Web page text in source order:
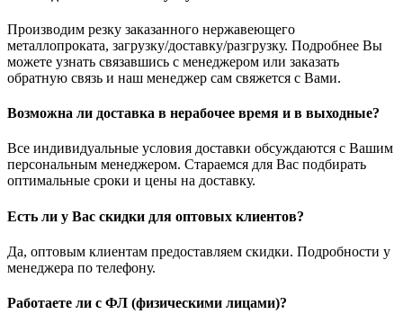
Производим резку заказанного нержавеющего
металлопроката, загрузку/доставку/разгрузку. Подробнее Вы
можете узнать связавшись с менеджером или заказать
обратную связь и наш менеджер сам свяжется с Вами.
Возможна ли доставка в нерабочее время и в выходные?
Все индивидуальные условия доставки обсуждаются с Вашим
персональным менеджером. Стараемся для Вас подбирать
оптимальные сроки и цены на доставку.
Есть ли у Вас скидки для оптовых клиентов?
Да, оптовым клиентам предоставляем скидки. Подробности у
менеджера по телефону.
Работаете ли с ФЛ (физическими лицами)?